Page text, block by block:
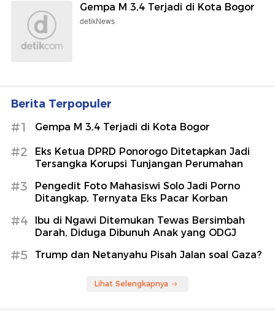
Gempa M 3,4 Terjadi di Kota Bogor
detikNews
Berita Terpopuler
#1 Gempa M 3,4 Terjadi di Kota Bogor
#2
Eks Ketua DPRD Ponorogo Ditetapkan Jadi
Tersangka Korupsi Tunjangan Perumahan
#3
Pengedit Foto Mahasiswi Solo Jadi Porno
Ditangkap, Ternyata Eks Pacar Korban
#4
Ibu di Ngawi Ditemukan Tewas Bersimbah
Darah, Diduga Dibunuh Anak yang ODGJ
#5 Trump dan Netanyahu Pisah Jalan soal Gaza?
Lihat Selengkapnya